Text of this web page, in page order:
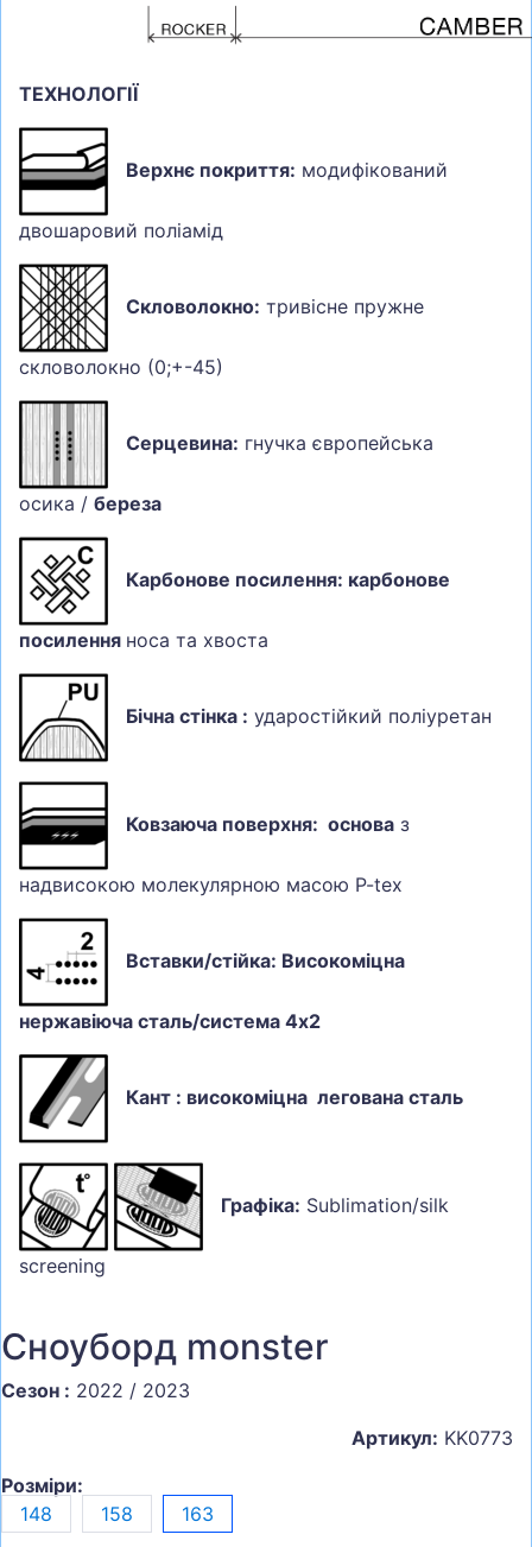
ТЕХНОЛОГІЇ
Верхнє покриття: модифікований
двошаровий поліамід
Скловолокно: тривісне пружне
скловолокно (0;+-45)
Серцевина: гнучка європейська
осика / береза
Карбонове посилення: карбонове
посилення носа та хвоста
Бічна стінка : ударостійкий поліуретан
Ковзаюча поверхня: основа з
надвисокою молекулярною масою P-tex
Вставки/стійка: Високоміцна
нержавіюча сталь/система 4х2
Кант : високоміцна легована сталь
Графіка: Sublimation/silk
screening
Сноуборд monster
Сезон : 2022 / 2023
Артикул: KK0773
Розміри:
148
158 163